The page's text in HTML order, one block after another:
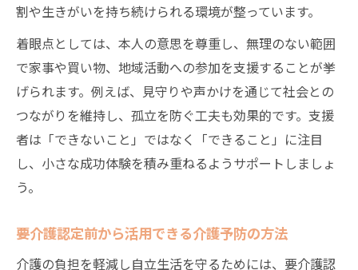
割や生きがいを持ち続けられる環境が整っています。
着眼点としては、本人の意思を尊重し、無理のない範囲
で家事や買い物、地域活動への参加を支援することが挙
げられます。例えば、見守りや声かけを通じて社会との
つながりを維持し、孤立を防ぐ工夫も効果的です。支援
者は「できないこと」ではなく「できること」に注目
し、小さな成功体験を積み重ねるようサポートしましょ
う。
要介護認定前から活用できる介護予防の方法
介護の負担を軽減し自立生活を守るためには、要介護認